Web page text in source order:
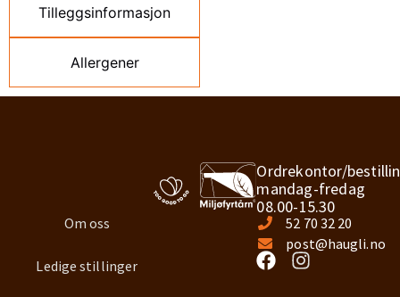
Tilleggsinformasjon
Allergener
Om oss
Ledige stillinger
Ordrekontor/
mandag-fredag
08.00-15.30
52 70 32 20
post@haugli.no